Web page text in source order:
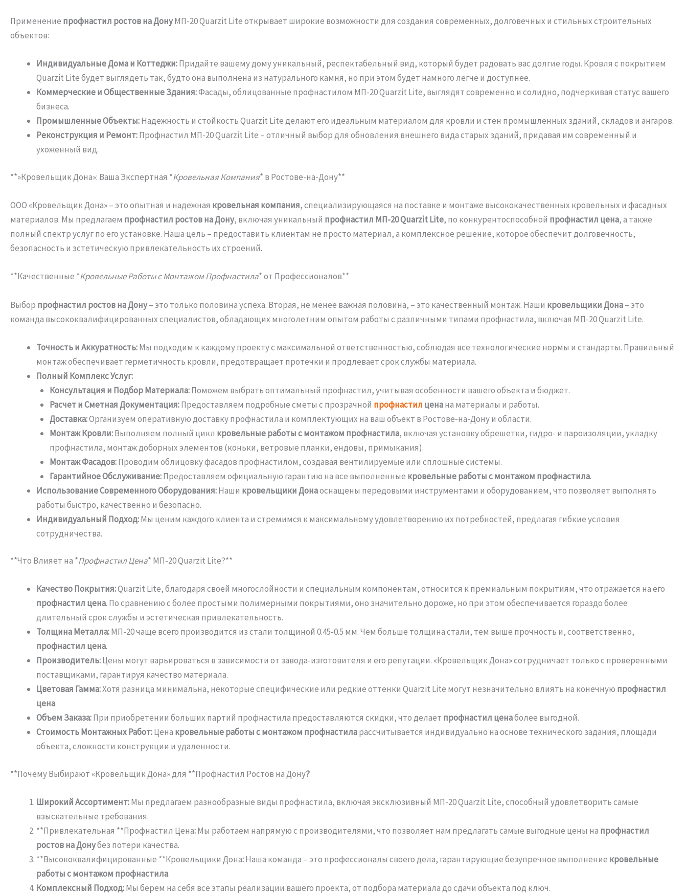
Применение профнастил ростов на ДонуМП-20 Quarzit Lite открывает широкие возможности для создания современных, долговечных и стильных строительных
объектов:
Индивидуальные Дома и Коттеджи:Придайте вашему дому уникальный, респектабельный вид, который будет радовать вас долгие годы. Кровля с покрытием
Quarzit Lite будет выглядеть так, будто она выполнена из натурального камня, но при этом будет намного легче и доступнее.
Коммерческие и Общественные Здания:Фасады, облицованные профнастилом МП-20 Quarzit Lite, выглядят современно и солидно, подчеркивая статус вашего
бизнеса.
Промышленные Объекты:Надежность и стойкость Quarzit Lite делают его идеальным материалом для кровли и стен промышленных зданий, складов и ангаров.
Реконструкция и Ремонт:Профнастил МП-20 Quarzit Lite – отличный выбор для обновления внешнего вида старых зданий, придавая им современный и
ухоженный вид.
**»Кровельщик Дона»: Ваша Экспертная *Кровельная Компания* в Ростове-на-Дону**
ООО «Кровельщик Дона» – это опытная и надежная кровельная компания, специализирующаяся на поставке и монтаже высококачественных кровельных и фасадных
материалов. Мы предлагаем профнастил ростов на Дону, включая уникальный профнастил МП-20 Quarzit Lite, по конкурентоспособной профнастил цена, а также
полный спектр услуг по его установке. Наша цель – предоставить клиентам не просто материал, а комплексное решение, которое обеспечит долговечность,
безопасность и эстетическую привлекательность их строений.
**Качественные *Кровельные Работы с Монтажом Профнастила* от Профессионалов**
Выбор профнастил ростов на Дону– это только половина успеха. Вторая, не менее важная половина, – это качественный монтаж. Наши кровельщики Дона– это
команда высококвалифицированных специалистов, обладающих многолетним опытом работы с различными типами профнастила, включая МП-20 Quarzit Lite.
Точность и Аккуратность:Мы подходим к каждому проекту с максимальной ответственностью, соблюдая все технологические нормы и стандарты. Правильный
монтаж обеспечивает герметичность кровли, предотвращает протечки и продлевает срок службы материала.
Полный Комплекс Услуг:
Консультация и Подбор Материала:Поможем выбрать оптимальный профнастил, учитывая особенности вашего объекта и бюджет.
Расчет и Сметная Документация:Предоставляем подробные сметы с прозрачной профнастил ценана материалы и работы.
Доставка:Организуем оперативную доставку профнастила и комплектующих на ваш объект в Ростове-на-Дону и области.
Монтаж Кровли:Выполняем полный цикл кровельные работы с монтажом профнастила, включая установку обрешетки, гидро- и пароизоляции, укладку
профнастила, монтаж доборных элементов (коньки, ветровые планки, ендовы, примыкания).
Монтаж Фасадов:Проводим облицовку фасадов профнастилом, создавая вентилируемые или сплошные системы.
Гарантийное Обслуживание:Предоставляем официальную гарантию на все выполненные кровельные работы с монтажом профнастила.
Использование Современного Оборудования:Наши кровельщики Донаоснащены передовыми инструментами и оборудованием, что позволяет выполнять
работы быстро, качественно и безопасно.
Индивидуальный Подход:Мы ценим каждого клиента и стремимся к максимальному удовлетворению их потребностей, предлагая гибкие условия
сотрудничества.
**Что Влияет на *Профнастил Цена* МП-20 Quarzit Lite?**
Качество Покрытия:Quarzit Lite, благодаря своей многослойности и специальным компонентам, относится к премиальным покрытиям, что отражается на его
профнастил цена. По сравнению с более простыми полимерными покрытиями, оно значительно дороже, но при этом обеспечивается гораздо более
длительный срок службы и эстетическая привлекательность.
Толщина Металла:МП-20 чаще всего производится из стали толщиной 0.45-0.5 мм. Чем больше толщина стали, тем выше прочность и, соответственно,
профнастил цена.
Производитель:Цены могут варьироваться в зависимости от завода-изготовителя и его репутации. «Кровельщик Дона» сотрудничает только с проверенными
поставщиками, гарантируя качество материала.
Цветовая Гамма:Хотя разница минимальна, некоторые специфические или редкие оттенки Quarzit Lite могут незначительно влиять на конечную профнастил
цена.
Объем Заказа:При приобретении больших партий профнастила предоставляются скидки, что делает профнастил ценаболее выгодной.
Стоимость Монтажных Работ:Цена кровельные работы с монтажом профнастиларассчитывается индивидуально на основе технического задания, площади
объекта, сложности конструкции и удаленности.
**Почему Выбирают «Кровельщик Дона» для **Профнастил Ростов на Дону?
Широкий Ассортимент:Мы предлагаем разнообразные виды профнастила, включая эксклюзивный МП-20 Quarzit Lite, способный удовлетворить самые
взыскательные требования.
**Привлекательная **Профнастил Цена:Мы работаем напрямую с производителями, что позволяет нам предлагать самые выгодные цены на профнастил
ростов на Донубез потери качества.
**Высококвалифицированные **Кровельщики Дона:Наша команда – это профессионалы своего дела, гарантирующие безупречное выполнение кровельные
работы с монтажом профнастила.
Комплексный Подход:Мы берем на себя все этапы реализации вашего проекта, от подбора материала до сдачи объекта под ключ.